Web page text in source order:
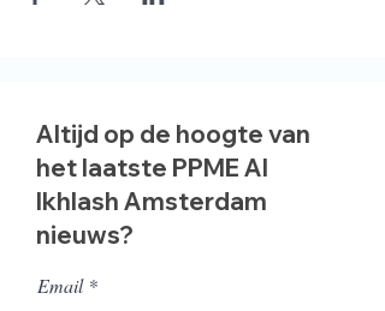
Altijd op de hoogte van
het laatste PPME Al
Ikhlash Amsterdam
nieuws?
Email